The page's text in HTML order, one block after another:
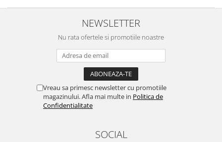
NEWSLETTER
Nu rata ofertele si promotiile noastre
Vreau sa primesc newsletter cu promotiile
magazinului. Afla mai multe in Politica de
Confidentialitate
SOCIAL